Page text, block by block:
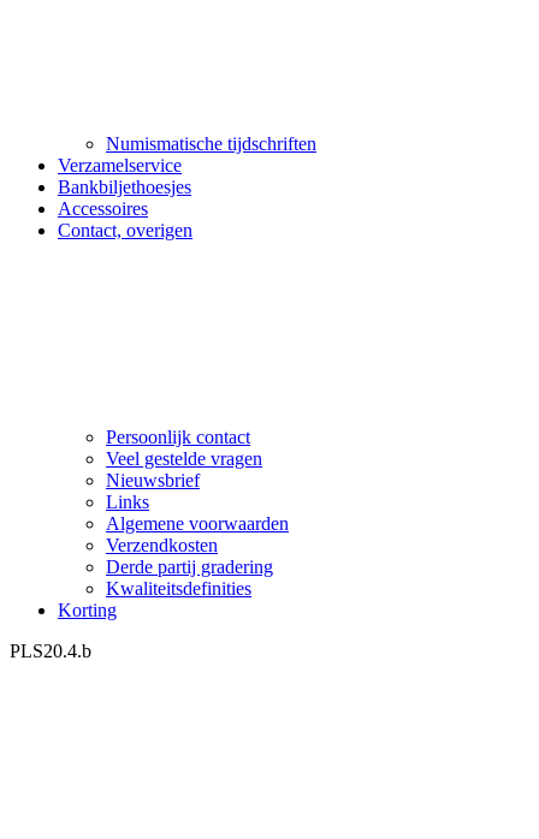
Numismatische tijdschriften
Verzamelservice
Bankbiljethoesjes
Accessoires
Contact, overigen
Persoonlijk contact
Veel gestelde vragen
Nieuwsbrief
Links
Algemene voorwaarden
Verzendkosten
Derde partij gradering
Kwaliteitsdefinities
Korting
PLS20.4.b